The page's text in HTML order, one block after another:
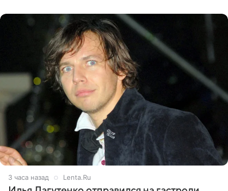
3 часа назад Lenta.Ru